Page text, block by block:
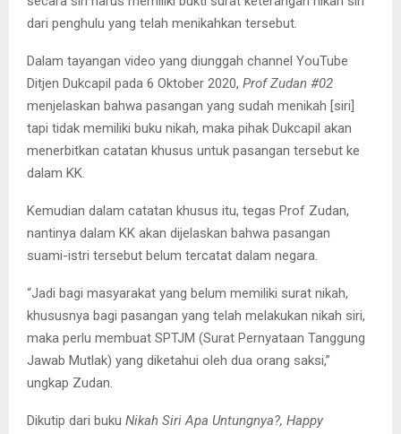
dari penghulu yang telah menikahkan tersebut.
Dalam tayangan video yang diunggah channel YouTube
Ditjen Dukcapil pada 6 Oktober 2020, Prof Zudan #02
menjelaskan bahwa pasangan yang sudah menikah [siri]
tapi tidak memiliki buku nikah, maka pihak Dukcapil akan
menerbitkan catatan khusus untuk pasangan tersebut ke
dalam KK.
Kemudian dalam catatan khusus itu, tegas Prof Zudan,
nantinya dalam KK akan dijelaskan bahwa pasangan
suami-istri tersebut belum tercatat dalam negara.
“Jadi bagi masyarakat yang belum memiliki surat nikah,
khususnya bagi pasangan yang telah melakukan nikah siri,
maka perlu membuat SPTJM (Surat Pernyataan Tanggung
Jawab Mutlak) yang diketahui oleh dua orang saksi,”
ungkap Zudan.
Dikutip dari buku Nikah Siri Apa Untungnya?, Happy